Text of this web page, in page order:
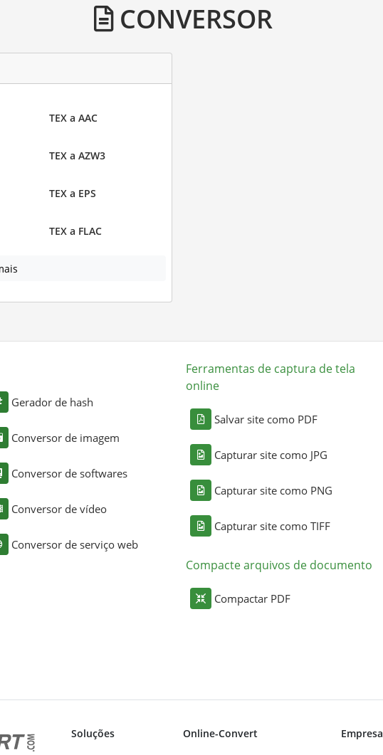
CONVERSOR
TEX a AAC
TEX a AZW3
TEX a EPS
TEX a FLAC
Gerador de hash
Conversor de imagem
Conversor de softwares
Conversor de vídeo
Conversor de serviço web
Ferramentas de captura de tela
online
Salvar site como PDF
Capturar site como JPG
Capturar site como PNG
Capturar site como TIFF
Compacte arquivos de documento
Compactar PDF
Soluções Online-Convert Empresa